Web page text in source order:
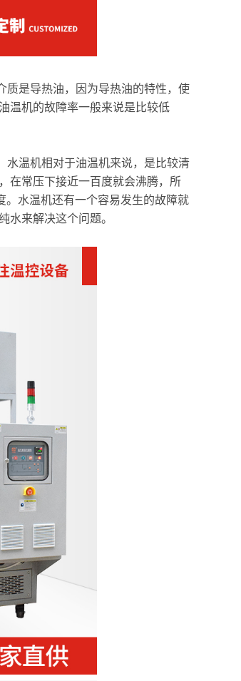
质是导热油，因为导热油的特性，使
温机的故障率一般来说是比较低
水温机相对于油温机来说，是比较清
在常压下接近一百度就会沸腾，所
。水温机还有一个容易发生的故障就
水来解决这个问题。